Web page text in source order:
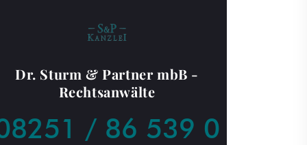
Dr. Sturm & Partner mbB -
Rechtsanwälte
/ 86 539 0